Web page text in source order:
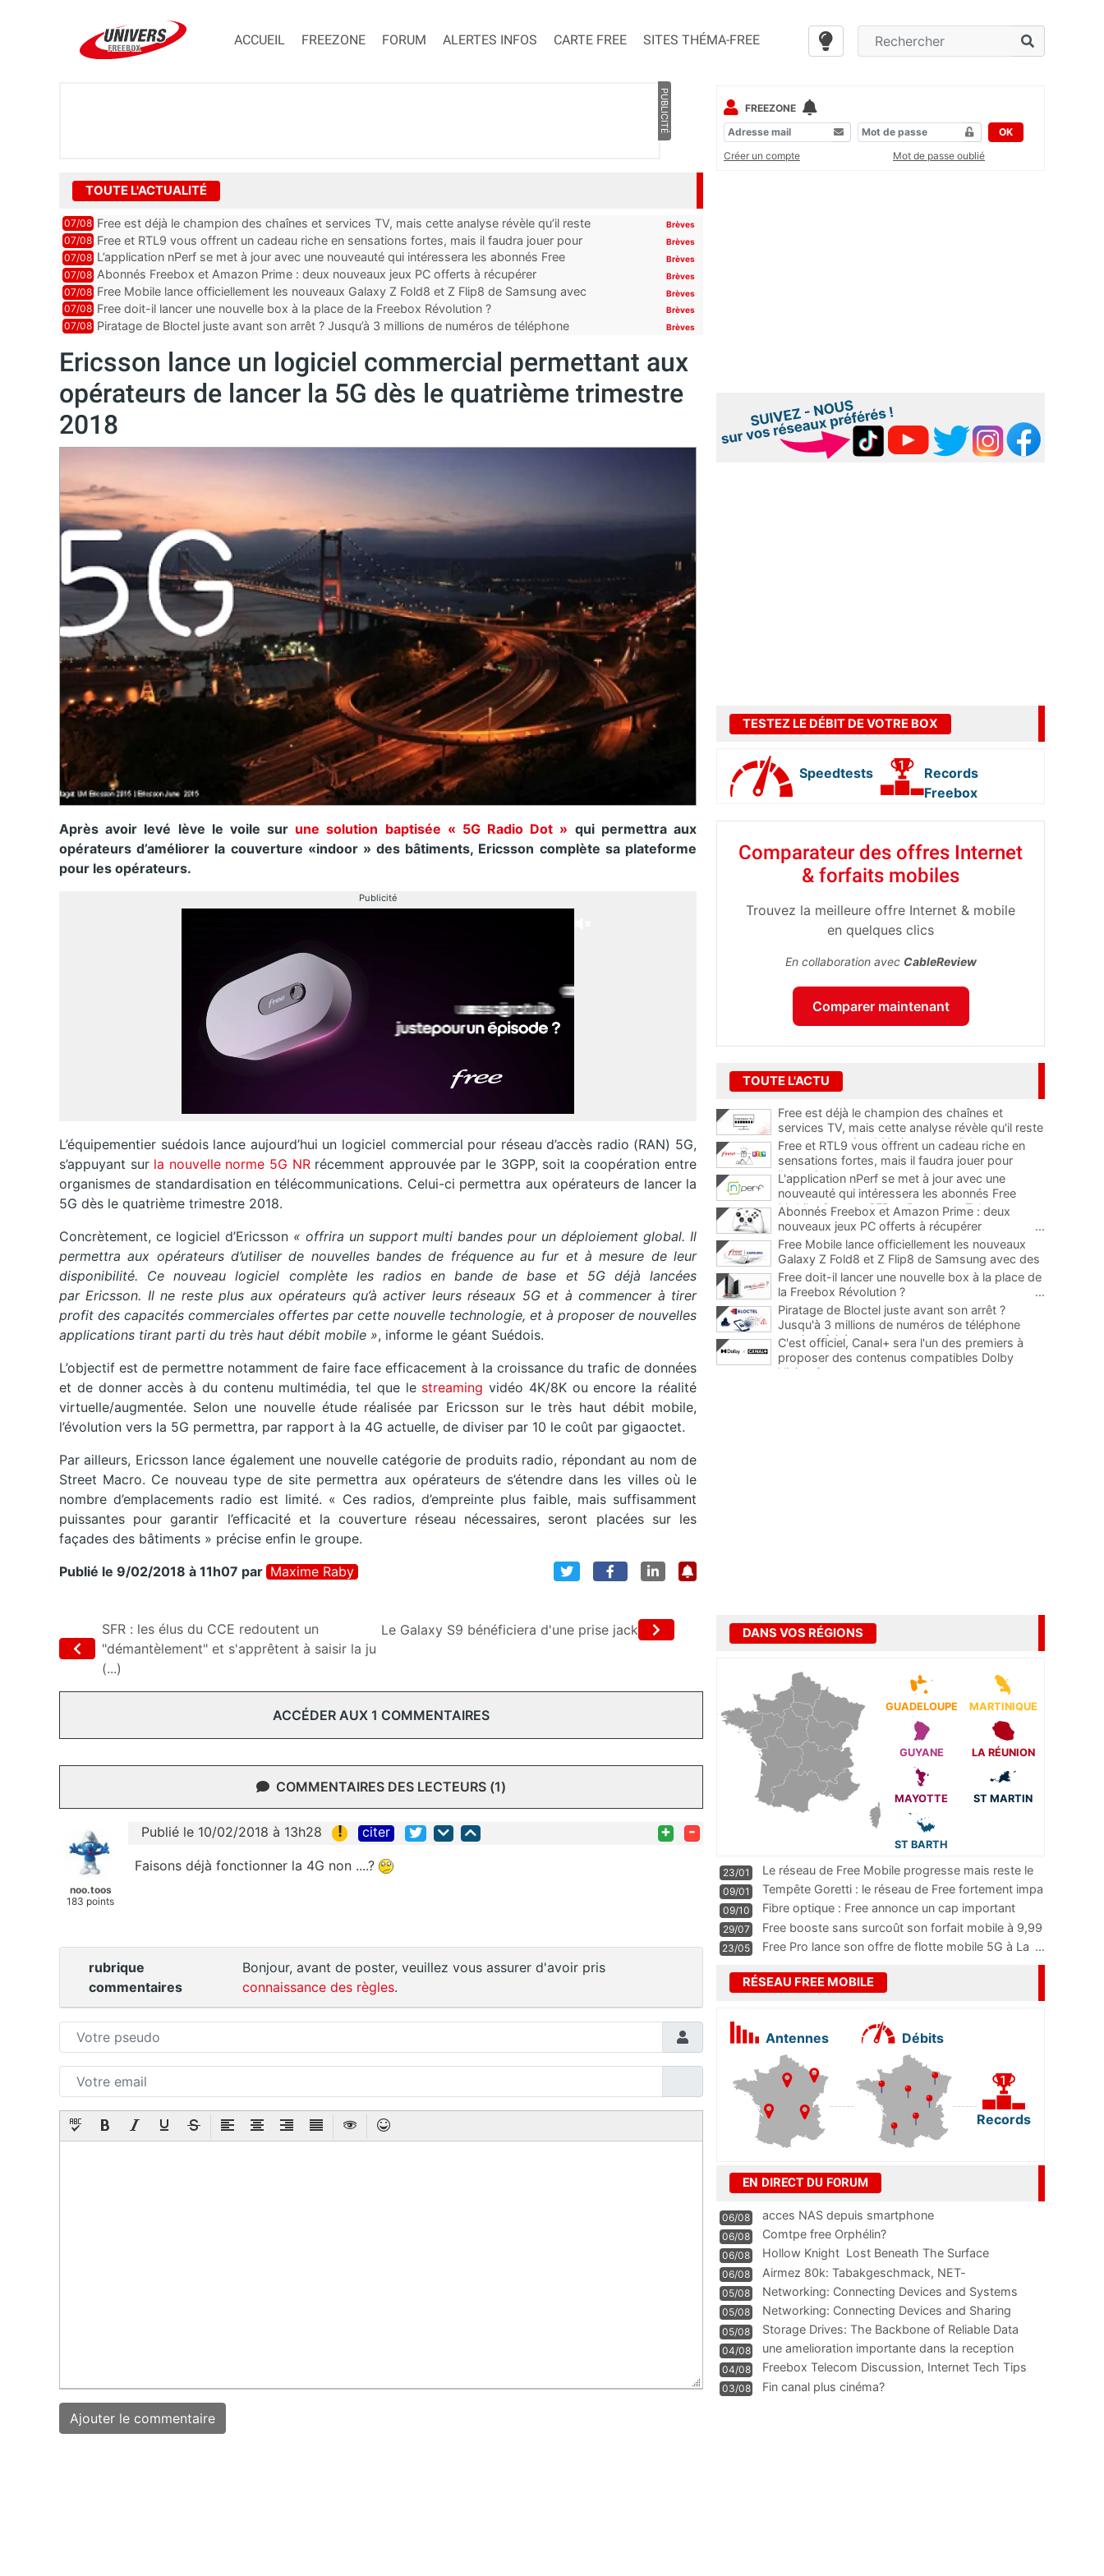
ACCUEIL FREEZONE FORUM ALERTES INFOS CARTE FREE SITES THÉMA-FREE
PUBLICITÉ
TOUTE L'ACTUALITÉ
07/08 Free est déjà le champion des chaînes et services TV, mais cette analyse révèle qu’il reste
encore au moin...
Brèves
07/08 Free et RTL9 vous offrent un cadeau riche en sensations fortes, mais il faudra jouer pour
l’obtenir
Brèves
07/08 L’application nPerf se met à jour avec une nouveauté qui intéressera les abonnés Free
Mobile, Orange, SFR ...
Brèves
07/08 Abonnés Freebox et Amazon Prime : deux nouveaux jeux PC offerts à récupérer Brèves
07/08 Free Mobile lance officiellement les nouveaux Galaxy Z Fold8 et Z Flip8 de Samsung avec
des promos et des cadeaux
Brèves
07/08 Free doit-il lancer une nouvelle box à la place de la Freebox Révolution ? Brèves
07/08 Piratage de Bloctel juste avant son arrêt ? Jusqu’à 3 millions de numéros de téléphone
Brèves
Ericsson lance un logiciel commercial permettant aux
opérateurs de lancer la 5G dès le quatrième trimestre
2018
Après avoir levé lève le voile sur une solution baptisée « 5G Radio Dot » qui permettra aux
opérateurs d’améliorer la couverture «indoor » des bâtiments, Ericsson complète sa plateforme
pour les opérateurs.
Publicité
L’équipementier suédois lance aujourd’hui un logiciel commercial pour réseau d’accès radio (RAN) 5G,
s’appuyant sur la nouvelle norme 5G NRrécemment approuvée par le 3GPP, soit la coopération entre
organismes de standardisation en télécommunications. Celui-ci permettra aux opérateurs de lancer la
5G dès le quatrième trimestre 2018.
Concrètement, ce logiciel d’Ericsson « offrira un support multi bandes pour un déploiement global. Il
permettra aux opérateurs d’utiliser de nouvelles bandes de fréquence au fur et à mesure de leur
disponibilité. Ce nouveau logiciel complète les radios en bande de base et 5G déjà lancées
par Ericsson. Il ne reste plus aux opérateurs qu’à activer leurs réseaux 5G et à commencer à tirer
profit des capacités commerciales offertes par cette nouvelle technologie, et à proposer de nouvelles
applications tirant parti du très haut débit mobile », informe le géant Suédois.
L’objectif est de permettre notamment de faire face efficacement à la croissance du trafic de données
et de donner accès à du contenu multimédia, tel que lestreamingvidéo 4K/8K ou encore la réalité
virtuelle/augmentée. Selon une nouvelle étude réalisée par Ericsson sur le très haut débit mobile,
l’évolution vers la 5G permettra, par rapport à la 4G actuelle, de diviser par 10 le coût par gigaoctet.
Par ailleurs, Ericsson lance également une nouvelle catégorie de produits radio, répondant au nom de
Street Macro. Ce nouveau type de site permettra aux opérateurs de s’étendre dans les villes où le
nombre d’emplacements radio est limité. « Ces radios, d’empreinte plus faible, mais suffisamment
puissantes pour garantir l’efficacité et la couverture réseau nécessaires, seront placées sur les
façades des bâtiments » précise enfin le groupe.
Publié le 9/02/2018 à 11h07 par Maxime Raby
SFR : les élus du CCE redoutent un
"démantèlement" et s'apprêtent à saisir la ju
(...)
Le Galaxy S9 bénéficiera d'une prise jack
ACCÉDER AUX 1 COMMENTAIRES
COMMENTAIRES DES LECTEURS (1)
noo.toos
183 points
Publié le 10/02/2018 à 13h28 ! citer + -
Faisons déjà fonctionner la 4G non ....?
rubrique
commentaires
Bonjour, avant de poster, veuillez vous assurer d'avoir pris
connaissance des règles.
FREEZONE
OK
Créer un compte
Mot de passe oublié
TESTEZ LE DÉBIT DE VOTRE BOX
Speedtests
Records
Freebox
Comparateur des offres Internet
& forfaits mobiles
Trouvez la meilleure offre Internet & mobile
en quelques clics
En collaboration avec CableReview
Comparer maintenant
TOUTE L'ACTU
Free est déjà le champion des chaînes et
services TV, mais cette analyse révèle qu'il reste
encore au moins 141 ajouts possibles
Free et RTL9 vous offrent un cadeau riche en
sensations fortes, mais il faudra jouer pour
l'obtenir
L'application nPerf se met à jour avec une
nouveauté qui intéressera les abonnés Free
Mobile, Orange, SFR et Bouygues Telecom
Abonnés Freebox et Amazon Prime : deux
nouveaux jeux PC offerts à récupérer
...
Free Mobile lance officiellement les nouveaux
Galaxy Z Fold8 et Z Flip8 de Samsung avec des
promos et des cadeaux
...
Free doit-il lancer une nouvelle box à la place de
la Freebox Révolution ?
...
Piratage de Bloctel juste avant son arrêt ?
Jusqu'à 3 millions de numéros de téléphone
auraient fuité
C'est officiel, Canal+ sera l'un des premiers à
proposer des contenus compatibles Dolby
Vision 2
DANS VOS RÉGIONS
GUADELOUPE MARTINIQUE
GUYANE LA RÉUNION
MAYOTTE ST MARTIN
ST BARTH
23/01
Le réseau de Free Mobile progresse mais reste le
m
...
09/01
Tempête Goretti : le réseau de Free fortement impa
09/10
Fibre optique : Free annonce un cap important
pass
...
29/07
Free booste sans surcoût son forfait mobile à 9,99
23/05 Free Pro lance son offre de flotte mobile 5G à La ...
RÉSEAU FREE MOBILE
Antennes Débits
Records
EN DIRECT DU FORUM
06/08 acces NAS depuis smartphone
06/08 Comtpe free Orphélin?
06/08 Hollow Knight  Lost Beneath The Surface
06/08
Airmez 80k: Tabakgeschmack, NET-
Technologie und Leistung im
05/08 Networking: Connecting Devices and Systems
05/08
Networking: Connecting Devices and Sharing
Information
05/08
Storage Drives: The Backbone of Reliable Data
Management
04/08
une amelioration importante dans la reception
WIFI
04/08
Freebox Telecom Discussion, Internet Tech Tips
Communi
03/08 Fin canal plus cinéma?